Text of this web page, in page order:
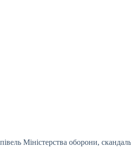
Міністерства оборони,